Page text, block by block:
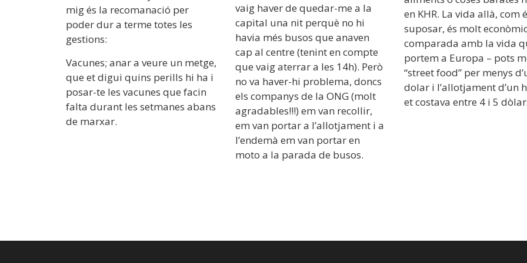
mig és la recomanació per
poder dur a terme totes les
gestions:
Vacunes; anar a veure un metge,
que et digui quins perills hi ha i
posar-te les vacunes que facin
falta durant les setmanes abans
de marxar.
vaig haver de quedar-me a la
capital una nit perquè no hi
havia més busos que anaven
cap al centre (tenint en compte
que vaig aterrar a les 14h). Però
no va haver-hi problema, doncs
els companys de la ONG (molt
agradables!!!) em van recollir,
em van portar a l’allotjament i a
l’endemà em van portar en
moto a la parada de busos.
en KHR. La vida allà, com
suposar, és molt
comparada amb la vida
portem a Europa – pots
“street food” per menys
dolar i l’allotjament d’un
et costava entre 4 i 5